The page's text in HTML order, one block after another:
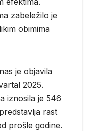
zabeležilo je
obimima
je objavila
2025.
iznosila je 546
rast
prošle godine.